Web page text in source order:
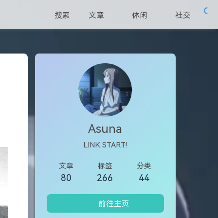
搜索 文章 休闲 社交
Asuna
LINK START!
文章
80
标签
266
分类
44
前往主页